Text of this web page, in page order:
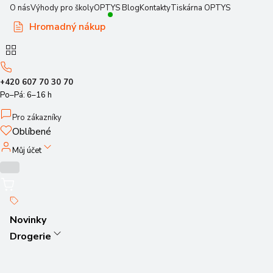
O násVýhody pro školyOPTYS BlogKontaktyTiskárna OPTYS
Hromadný nákup
+420 607 70 30 70
Po–Pá: 6–16 h
Pro zákazníky
Oblíbené
Můj účet
Novinky
Drogerie